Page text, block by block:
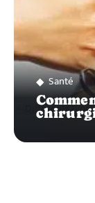
Santé